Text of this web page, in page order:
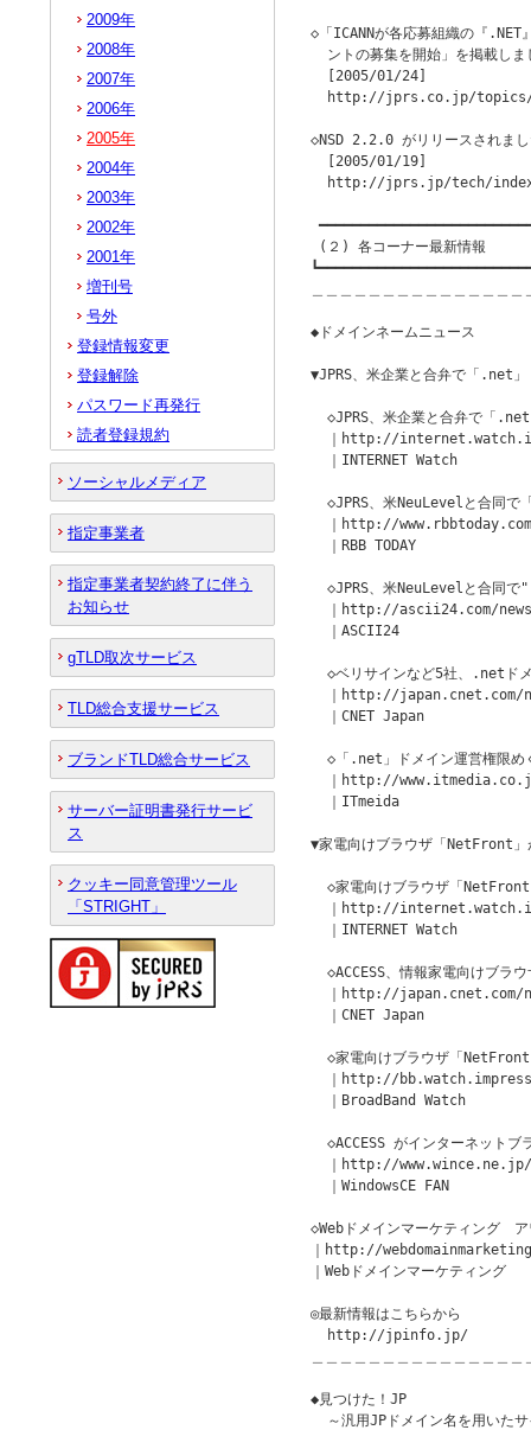
◇「ICANNが各応募組織の『.NET
ントの募集を開始」を掲載しま
  [2005/01/24]
http://jprs.co.jp/
◇NSD 2.2.0 がリリースされま
  [2005/01/19]
http://jprs.jp/tech/
(２) 各コーナー最新情報
◆ドメインネームニュー
▼JPRS、米企業と合弁で「.net
◇JPRS、米企業と合弁で「.net
｜http://
  ｜INTERNET Watch
◇JPRS、米NeuLevelと合同で
｜http://
  ｜RBB TODAY
◇JPRS、米NeuLevelと合同で
｜http://ascii24.com/
  ｜ASCII24
◇ベリサインなど5社、.netド
｜http://
  ｜CNET Japan
◇「.net」ドメイン運営権限
｜http://
  ｜ITmeida
▼家電向けブラウザ「NetFront」
◇家電向けブラウザ「
｜http://
  ｜INTERNET Watch
◇ACCESS、情報家電向けブラ
｜http://
  ｜CNET Japan
◇家電向けブラウザ「
｜http://
  ｜BroadBand Watch
◇ACCESS がインターネットブ
｜http://
  ｜WindowsCE FAN
◇Webドメインマーケティング　
｜http://
｜Webドメインマーケティング
◎最新情報はこちらから
  http://jpinfo.jp/
◆見つけた！JP
～汎用JPドメイン名を用いた
2009年
2008年
2007年
2006年
2005年
2004年
2003年
2002年
2001年
増刊号
号外
登録情報変更
登録解除
パスワード再発行
読者登録規約
ソーシャルメディア
指定事業者
指定事業者契約終了に伴う
お知らせ
gTLD取次サービス
TLD総合支援サービス
ブランドTLD総合サービス
サーバー証明書発行サービ
ス
クッキー同意管理ツール
「STRIGHT」